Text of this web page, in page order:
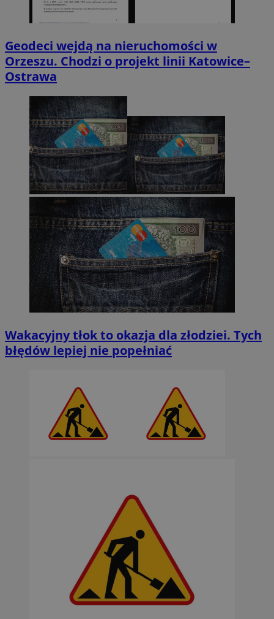
Geodeci wejdą na nieruchomości w
Orzeszu. Chodzi o projekt linii Katowice–
Ostrawa
Wakacyjny tłok to okazja dla złodziei. Tych
błędów lepiej nie popełniać